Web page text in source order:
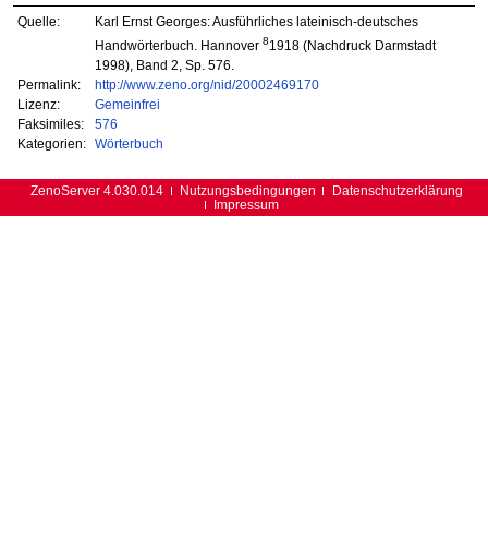
Quelle:
Karl Ernst Georges: Ausführliches lateinisch-deutsches
Handwörterbuch. Hannover 81918 (Nachdruck Darmstadt
1998), Band 2, Sp. 576.
Permalink:
http://www.zeno.org/nid/20002469170
Lizenz:
Gemeinfrei
Faksimiles:
576
Kategorien:
Wörterbuch
ZenoServer 4.030.014 Nutzungsbedingungen
Datenschutzerklärung
Impressum